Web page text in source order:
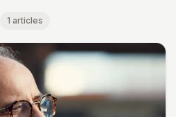
1 articles